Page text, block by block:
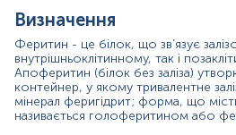
проксимальному відділі тонкої
транспортується через клітинну
транспортером двовалентного
переносить його (та інші
апікальну мембрану в клітину.
залізо повинне бути у
Визначення
Феритин - це білок, що зв’язує
внутрішньоклітинному, так і
Апоферитин (білок без заліза)
контейнер, у якому тривалентне
мінерал феригідрит; форма, що
називається голоферитином або